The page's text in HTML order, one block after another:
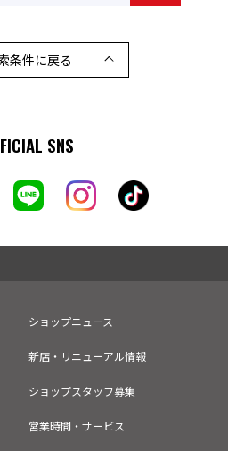
条件に戻る
SNS
ショップニュース
新店・リニューアル情報
ショップスタッフ募集
営業時間・サービス